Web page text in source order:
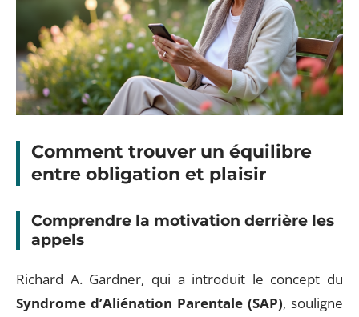
Comment trouver un équilibre
entre obligation et plaisir
Comprendre la motivation derrière les
appels
Richard A. Gardner, qui a introduit le concept du
Syndrome d’Aliénation Parentale (SAP), souligne